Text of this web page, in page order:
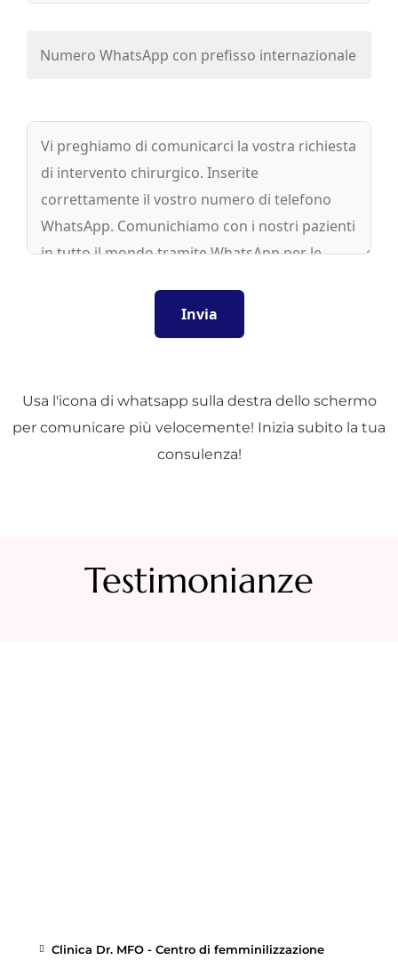
Usa l'icona di whatsapp sulla destra dello schermo
per comunicare più velocemente! Inizia subito la tua
consulenza!
Testimonianze
Clinica Dr. MFO - Centro di femminilizzazione